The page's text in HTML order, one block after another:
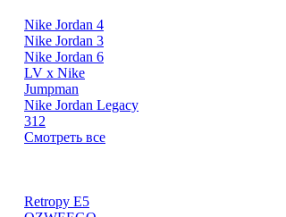
Nike Jordan 4
Nike Jordan 3
Nike Jordan 6
LV x Nike
Jumpman
Nike Jordan Legacy
312
Смотреть все
Retropy E5